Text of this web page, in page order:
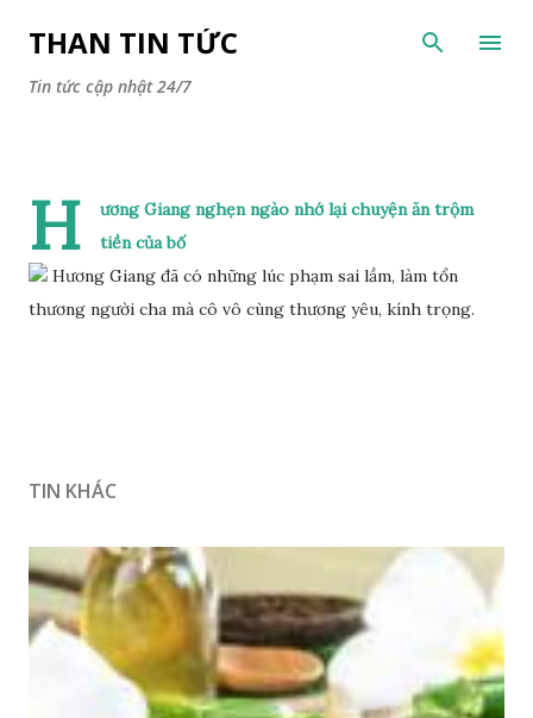
Chuyển đến nội dung chính
THAN TIN TỨC
Tin tức cập nhật 24/7
H
ương Giang nghẹn ngào nhớ lại chuyện ăn trộm
tiền của bố
Hương Giang đã có những lúc phạm sai lầm, làm tổn
thương người cha mà cô vô cùng thương yêu, kính trọng.
TIN KHÁC